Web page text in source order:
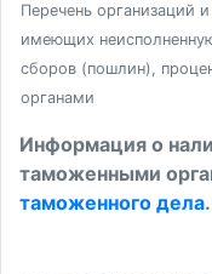
Перечень организаций
имеющих
сборов (пошлин),
органами
Информация о
таможенными
таможенного дела.